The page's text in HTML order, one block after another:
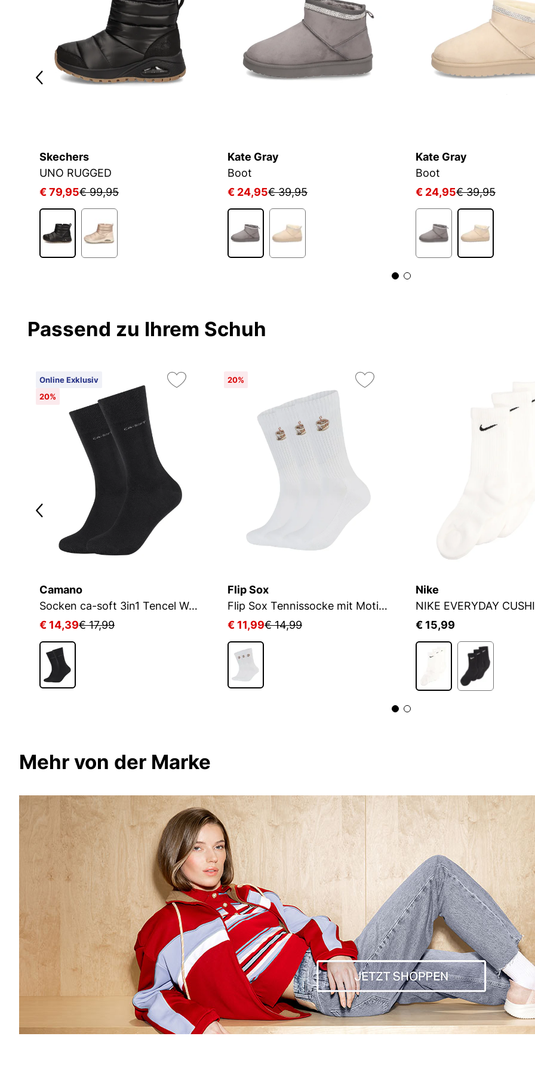
Skechers
UNO RUGGED
€ 79,95€ 99,95
Kate Gray
Boot
€ 24,95€ 39,95
Kate Gray
Boot
€ 24,95€ 39,95
Passend zu Ihrem Schuh
Online Exklusiv
20%
Camano
Socken ca-soft 3in1 Tencel Wolle Bambus
€ 14,39€ 17,99
20%
Flip Sox
Flip Sox Tennissocke mit Motiv Flip Sox Tennissocke mit Motiv
€ 11,99€ 14,99
Nike
NIKE EVERYDAY
€ 15,99
Mehr von der Marke